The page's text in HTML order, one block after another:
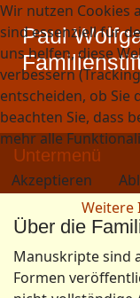
Paul
Untermenü
Über die
Manuskripte sind
Formen
Wir nutzen Cookies
sind essenziell für
uns helfen, diese
verbessern
entscheiden, ob Sie
beachten Sie, dass
mehr alle
Akzeptieren
Weitere